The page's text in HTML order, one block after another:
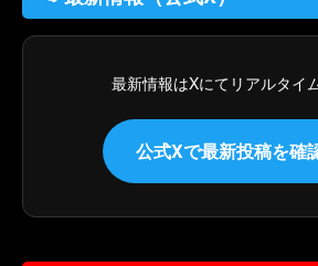
最新情報はXにてリアルタイ
公式Xで最新投稿を確